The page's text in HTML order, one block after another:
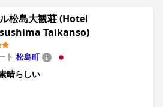
松島大観荘 (Hotel
Taikanso)
ト 松島町
晴らしい